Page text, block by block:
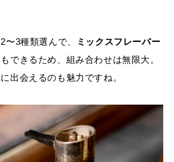
3種類選んで、
ミックスフレーバー
できるため、組み合わせは無限大。
出会えるのも魅力ですね。